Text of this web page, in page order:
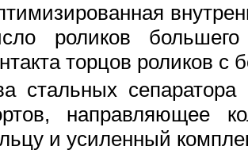
роликов
торцов роликов с
стальных сепаратора
направляющее
и усиленный